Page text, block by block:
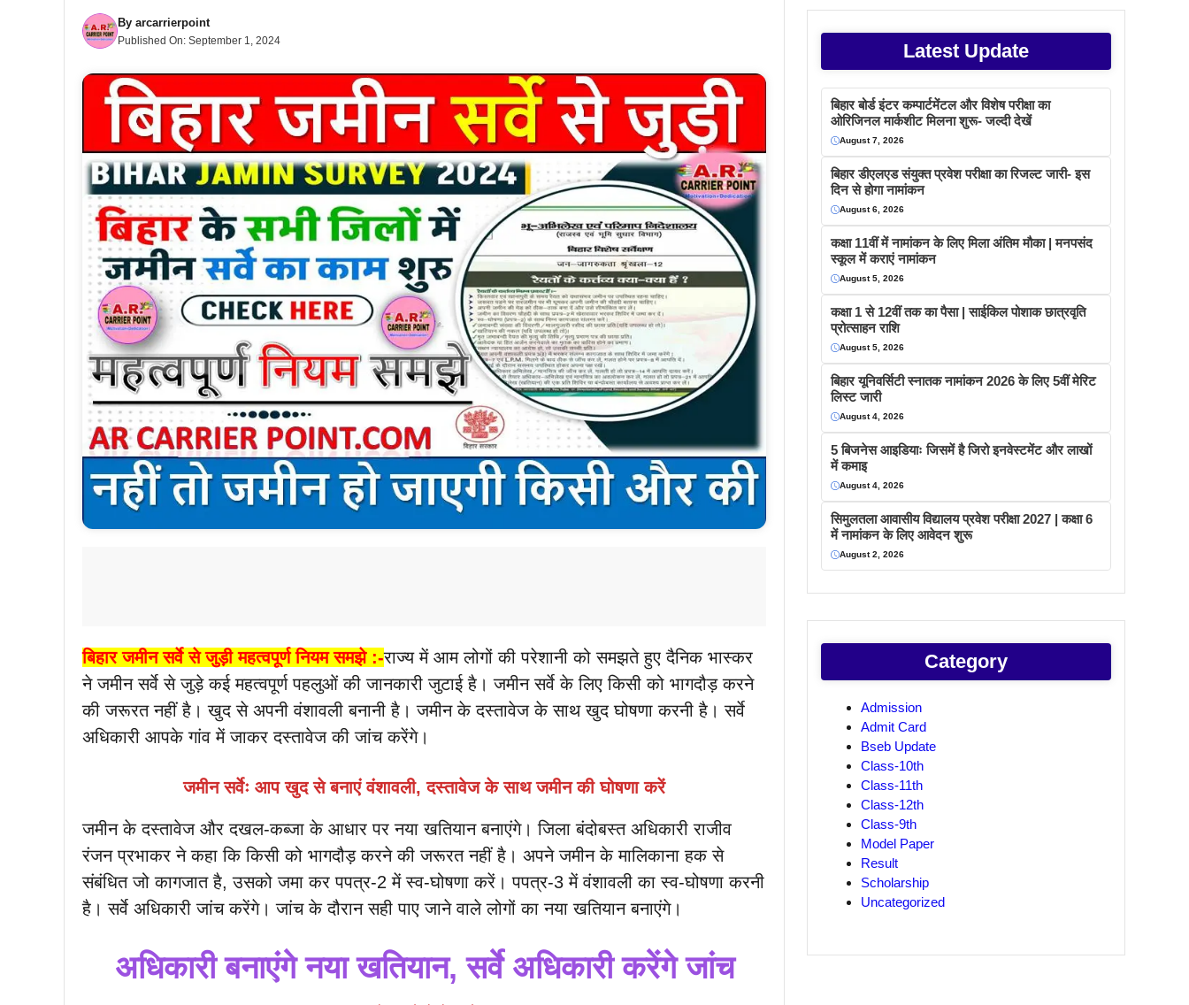
By arcarrierpoint
Published On: September 1, 2024
बिहार जमीन सर्वे से जुड़ी महत्वपूर्ण नियम समझे :-राज्य में आम लोगों की परेशानी को समझते हुए दैनिक भास्कर
ने जमीन सर्वे से जुड़े कई महत्वपूर्ण पहलुओं की जानकारी जुटाई है। जमीन सर्वे के लिए किसी को भागदौड़ करने
की जरूरत नहीं है। खुद से अपनी वंशावली बनानी है। जमीन के दस्तावेज के साथ खुद घोषणा करनी है। सर्वे
अधिकारी आपके गांव में जाकर दस्तावेज की जांच करेंगे।
जमीन सर्वेः आप खुद से बनाएं वंशावली, दस्तावेज के साथ जमीन की घोषणा करें
जमीन के दस्तावेज और दखल-कब्जा के आधार पर नया खतियान बनाएंगे। जिला बंदोबस्त अधिकारी राजीव
रंजन प्रभाकर ने कहा कि किसी को भागदौड़ करने की जरूरत नहीं है। अपने जमीन के मालिकाना हक से
संबंधित जो कागजात है, उसको जमा कर पपत्र-2 में स्व-घोषणा करें। पपत्र-3 में वंशावली का स्व-घोषणा करनी
है। सर्वे अधिकारी जांच करेंगे। जांच के दौरान सही पाए जाने वाले लोगों का नया खतियान बनाएंगे।
अधिकारी बनाएंगे नया खतियान, सर्वे अधिकारी करेंगे जांच
Latest Update
बिहार बोर्ड इंटर कम्पार्टमेंटल और विशेष परीक्षा का
ओरिजिनल मार्कशीट मिलना शुरू- जल्दी देखें
August 7, 2026
बिहार डीएलएड संयुक्त प्रवेश परीक्षा का रिजल्ट जारी- इस
दिन से होगा नामांकन
August 6, 2026
कक्षा 11वीं में नामांकन के लिए मिला अंतिम मौका | मनपसंद
स्कूल में कराएं नामांकन
August 5, 2026
कक्षा 1 से 12वीं तक का पैसा | साईकिल पोशाक छात्रवृति
प्रोत्साहन राशि
August 5, 2026
बिहार यूनिवर्सिटी स्नातक नामांकन 2026 के लिए 5वीं मेरिट
लिस्ट जारी
August 4, 2026
5 बिजनेस आइडियाः जिसमें है जिरो इनवेस्टमेंट और लाखों
में कमाइ
August 4, 2026
सिमुलतला आवासीय विद्यालय प्रवेश परीक्षा 2027 | कक्षा 6
में नामांकन के लिए आवेदन शुरू
August 2, 2026
Category
Admission
Admit Card
Bseb Update
Class-10th
Class-11th
Class-12th
Class-9th
Model Paper
Result
Scholarship
Uncategorized